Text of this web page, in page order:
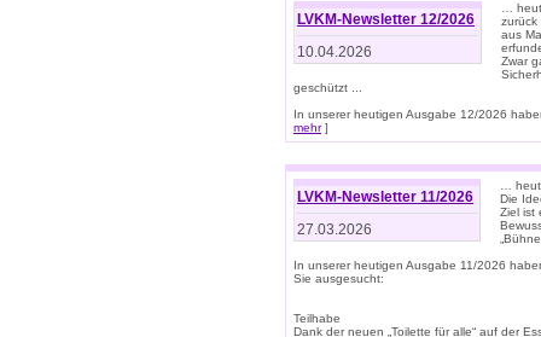
LVKM-Newsletter 12/2026
10.04.2026
…
zurück
aus
Zwar
geschützt ...
In unserer heutigen Ausgabe 12/2026
mehr]
LVKM-Newsletter 11/2026
27.03.2026
…
Die
Ziel ist
In unserer heutigen Ausgabe 11/2026
Sie ausgesucht:
Teilhabe
Dank der neuen „Toilette für alle“ auf der